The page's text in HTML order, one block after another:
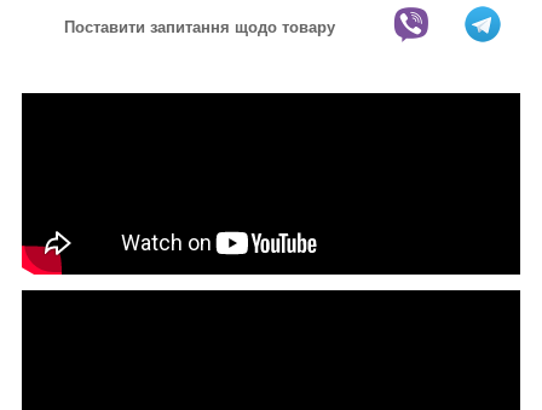
Поставити запитання щодо товару